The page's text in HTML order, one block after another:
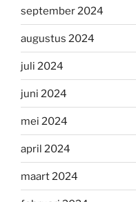
september 2024
augustus 2024
juli 2024
juni 2024
mei 2024
april 2024
maart 2024